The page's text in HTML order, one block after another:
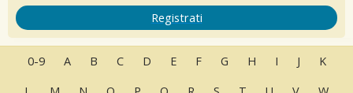
Registrati
0-9 A B C D E F G H I J
K